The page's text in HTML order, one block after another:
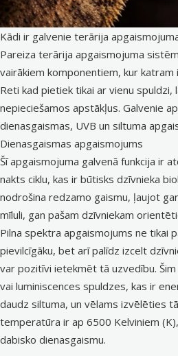
Kādi ir galvenie terārija
Pareiza terārija apgaismojuma
vairākiem komponentiem, kur katram
Reti kad pietiek tikai ar vienu spuldzi,
nepieciešamos apstākļus. Galvenie
dienasgaismas, UVB un siltuma
Dienasgaismas apgaismojums
Šī apgaismojuma galvenā funkcija ir
nakts ciklu, kas ir būtisks dzīvnieka
nodrošina redzamo gaismu, ļaujot
mīluli, gan pašam dzīvniekam
Pilna spektra apgaismojums ne tikai
pievilcīgāku, bet arī palīdz izcelt
var pozitīvi ietekmēt tā uzvedību.
vai luminiscences spuldzes, kas ir
daudz siltuma, un vēlams izvēlēties
temperatūra ir ap 6500 Kelviniem
dabisko dienasgaismu.